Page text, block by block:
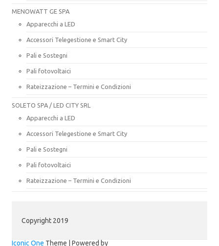
MENOWATT GE SPA
Apparecchi a LED
Accessori Telegestione e Smart City
Pali e Sostegni
Pali fotovoltaici
Rateizzazione – Termini e Condizioni
SOLETO SPA / LED CITY SRL
Apparecchi a LED
Accessori Telegestione e Smart City
Pali e Sostegni
Pali fotovoltaici
Rateizzazione – Termini e Condizioni
Copyright 2019
Iconic One Theme | Powered by